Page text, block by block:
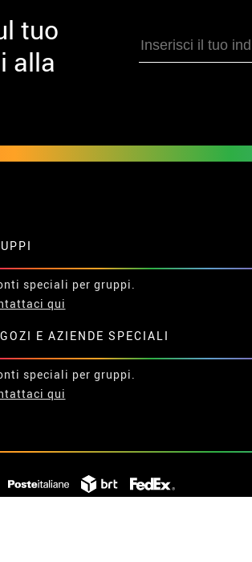
tuo
alla
speciali per gruppi.
qui
E AZIENDE SPECIALI
speciali per gruppi.
qui